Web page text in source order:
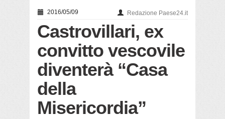
2016/05/09 Redazione Paese24.it
Castrovillari, ex
convitto vescovile
diventerà “Casa
della
Misericordia”